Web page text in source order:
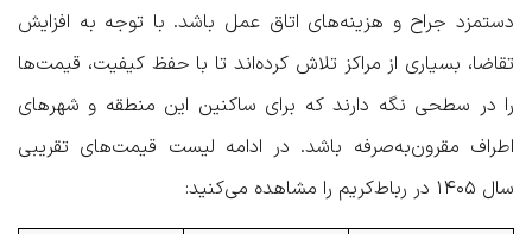
دستمزد جراح و هزینه‌های اتاق عمل باشد. با توجه به افزایش
تقاضا، بسیاری از مراکز تلاش کرده‌اند تا با حفظ کیفیت، قیمت‌ها
را در سطحی نگه دارند که برای ساکنین این منطقه و شهرهای
اطراف مقرون‌به‌صرفه باشد. در ادامه لیست قیمت‌های تقریبی
سال ۱۴۰۵ در رباط‌کریم را مشاهده می‌کنید: